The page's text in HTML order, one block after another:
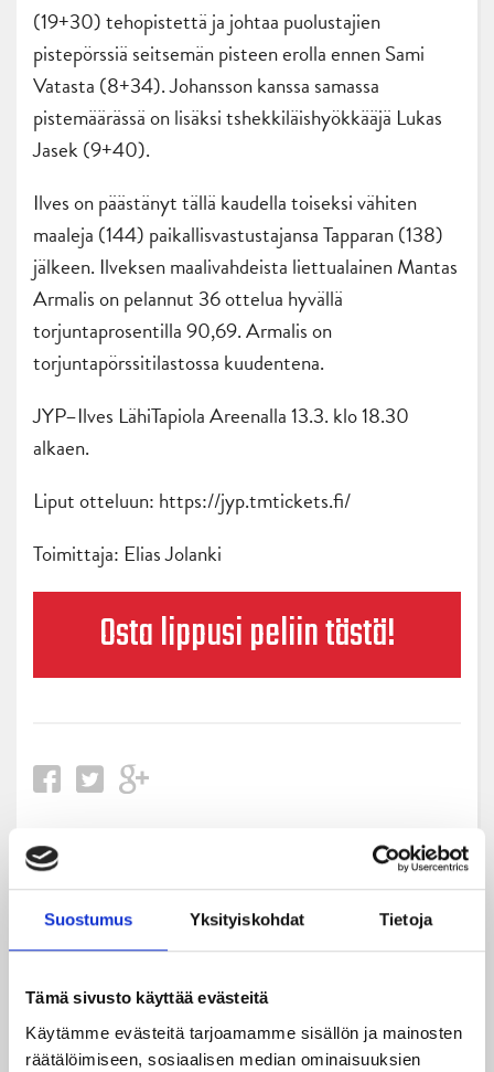
Suostumus Yksityiskohdat Tietoja
Tämä sivusto käyttää evästeitä
Käytämme evästeitä tarjoamamme sisällön ja mainosten
räätälöimiseen, sosiaalisen median ominaisuuksien
(19+30) tehopistettä ja johtaa puolustajien
pistepörssiä seitsemän pisteen erolla ennen Sami
Vatasta (8+34). Johansson kanssa samassa
pistemäärässä on lisäksi tshekkiläishyökkääjä Lukas
Jasek (9+40).
Ilves on päästänyt tällä kaudella toiseksi vähiten
maaleja (144) paikallisvastustajansa Tapparan (138)
jälkeen. Ilveksen maalivahdeista liettualainen Mantas
Armalis on pelannut 36 ottelua hyvällä
torjuntaprosentilla 90,69. Armalis on
torjuntapörssitilastossa kuudentena.
JYP–Ilves LähiTapiola Areenalla 13.3. klo 18.30
alkaen.
Liput otteluun: https://jyp.tmtickets.fi/
Toimittaja: Elias Jolanki
Osta lippusi peliin tästä!
Uusimmat
05.08.2026
04.08.2026
Joukkueen yhteisharjoitukset ovat alkaneet – ensimmäinen